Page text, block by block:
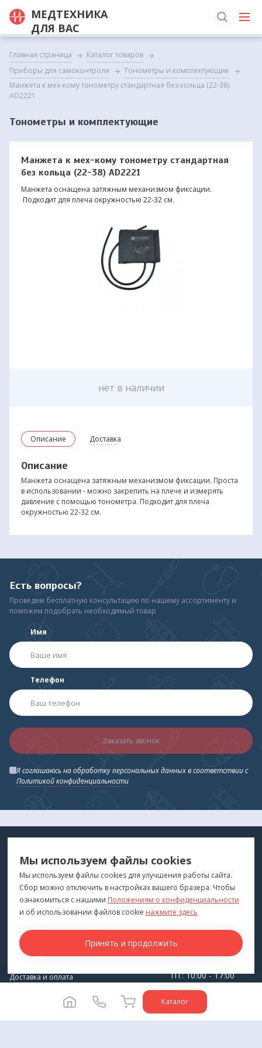
МЕДТЕХНИКА
ДЛЯ ВАС
Главная страница
Каталог товаров
Приборы для самоконтроля
Тонометры и комплектующие
Манжета к мех-кому тонометру стандартная без кольца (22-38)
AD2221
Тонометры и комплектующие
Манжета к мех-кому тонометру стандартная
без кольца (22-38) AD2221
Манжета оснащена затяжным механизмом фиксации.
Подходит для плеча окружностью 22-32 см.
Описание Доставка
Описание
Манжета оснащена затяжным механизмом фиксации. Проста
в использовании - можно закрепить на плече и измерять
давление с помощью тонометра. Подходит для плеча
окружностью 22-32 см.
нет в наличии
Есть вопросы?
Проведем бесплатную консультацию по нашему ассортименту и
поможем подобрать необходимый товар
Имя
Телефон
Заказать звонок
Я соглашаюсь на обработку персональных данных в соответствии с
Политикой конфиденциальности
Каталог
ДЛЯ ВАС
"Медтехника для Вас"©2026
ПОКУПАТЕЛЯМ
Каталог
Бренды
Для оптовиков
Доставка и оплата
КОНТАКТЫ
г. Владивосток
ПТ: 10:00 - 17:00
СБ-ВС: Выходной
Мы используем файлы cookies
Мы используем файлы cookies для улучшения работы сайта.
Сбор можно отключить в настройках вашего бразера. Чтобы
ознакомиться с нашими Положениям о конфиденциальности
и об использовании файлов cookie нажмите здесь
Принять и продолжить